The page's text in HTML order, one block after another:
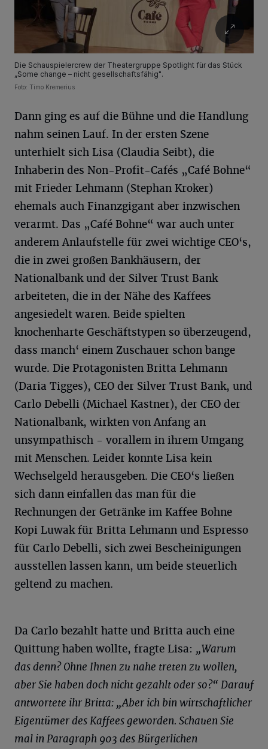
Die Schauspielercrew der Theatergruppe Spotlight für das Stück
„Some change – nicht gesellschaftsfähig".
Foto: Timo Kremerius
Dann ging es auf die Bühne und die Handlung
nahm seinen Lauf. In der ersten Szene
unterhielt sich Lisa (Claudia Seibt), die
Inhaberin des Non-Profit-Cafés „Café Bohne“
mit Frieder Lehmann (Stephan Kroker)
ehemals auch Finanzgigant aber inzwischen
verarmt. Das „Café Bohne“ war auch unter
anderem Anlaufstelle für zwei wichtige CEO‘s,
die in zwei großen Bankhäusern, der
Nationalbank und der Silver Trust Bank
arbeiteten, die in der Nähe des Kaffees
angesiedelt waren. Beide spielten
knochenharte Geschäftstypen so überzeugend,
dass manch‘ einem Zuschauer schon bange
wurde. Die Protagonisten Britta Lehmann
(Daria Tigges), CEO der Silver Trust Bank, und
Carlo Debelli (Michael Kastner), der CEO der
Nationalbank, wirkten von Anfang an
unsympathisch - vorallem in ihrem Umgang
mit Menschen. Leider konnte Lisa kein
Wechselgeld herausgeben. Die CEO‘s ließen
sich dann einfallen das man für die
Rechnungen der Getränke im Kaffee Bohne
Kopi Luwak für Britta Lehmann und Espresso
für Carlo Debelli, sich zwei Bescheinigungen
ausstellen lassen kann, um beide steuerlich
geltend zu machen.
Da Carlo bezahlt hatte und Britta auch eine
Quittung haben wollte, fragte Lisa: „Warum
das denn? Ohne Ihnen zu nahe treten zu wollen,
aber Sie haben doch nicht gezahlt oder so?“ Darauf
antwortete ihr Britta: „Aber ich bin wirtschaftlicher
Eigentümer des Kaffees geworden. Schauen Sie
mal in Paragraph 903 des Bürgerlichen